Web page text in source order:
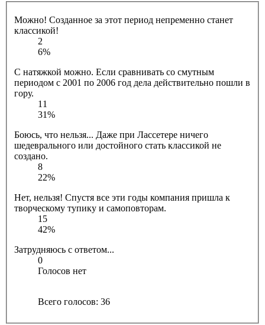
Можно! Созданное за этот период непременно станет
классикой!
2
6%
С натяжкой можно. Если сравнивать со смутным
периодом с 2001 по 2006 год дела действительно пошли в
гору.
11
31%
Боюсь, что нельзя... Даже при Лассетере ничего
шедеврального или достойного стать классикой не
создано.
8
22%
Нет, нельзя! Спустя все эти годы компания пришла к
творческому тупику и самоповторам.
15
42%
Затрудняюсь с ответом...
0
Голосов нет
Всего голосов: 36